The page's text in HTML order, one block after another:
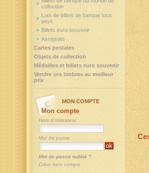
collection
Lots de billets de banque tous
pays
Billets euro souvenir
Assignats
Cartes postales
Objets de collection
Médailles et billets euro souvenir
Vendre ses timbres au meilleur
prix
MON COMPTE
Mon compte
Nom d'utilisateur
Mot de passe
Mot de passe oublié ?
Créer mon compte